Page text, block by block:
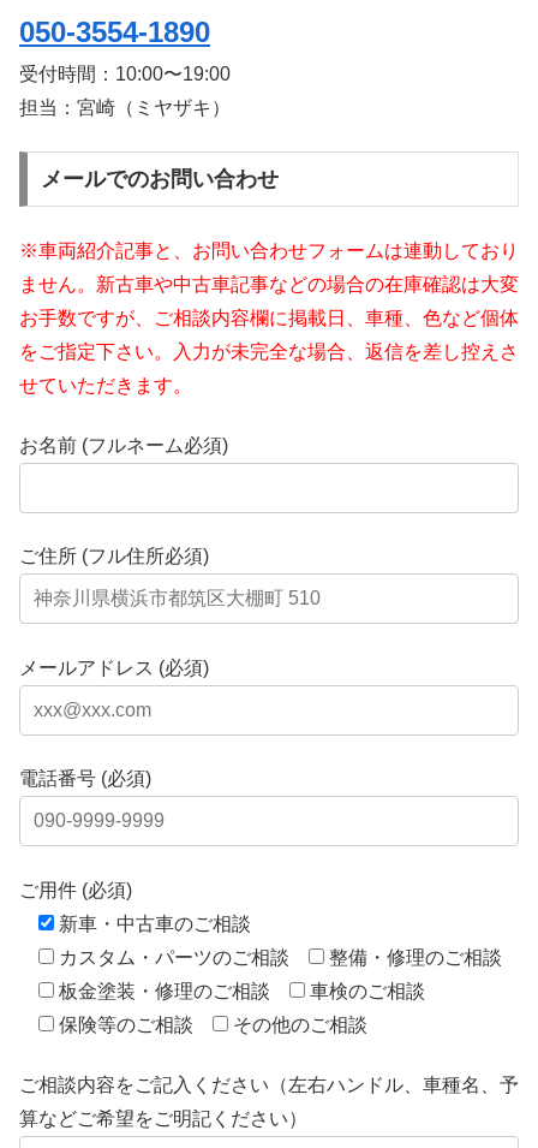
050-3554-1890
受付時間： 10:00〜19:00
担当：宮崎（ミヤザキ）
メールでのお問い合わせ
※車両紹介記事と、お問い合わせフォームは連動しており
ません。新古車や中古車記事などの場合の在庫確認は大変
お手数ですが、ご相談内容欄に掲載日、車種、色など個体
をご指定下さい。入力が未完全な場合、返信を差し控えさ
せていただきます。
お名前 (フルネーム必須)
ご住所 (フル住所必須)
メールアドレス (必須)
電話番号 (必須)
ご用件 (必須)
新車・中古車のご相談
カスタム・パーツのご相談
整備・修理のご相談
板金塗装・修理のご相談
車検のご相談
保険等のご相談
その他のご相談
ご相談内容をご記入ください（左右ハンドル、車種名、予
算などご希望をご明記ください）